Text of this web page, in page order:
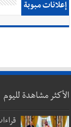
إعلانات مبوبة
الأكثر مشاهدة لليوم